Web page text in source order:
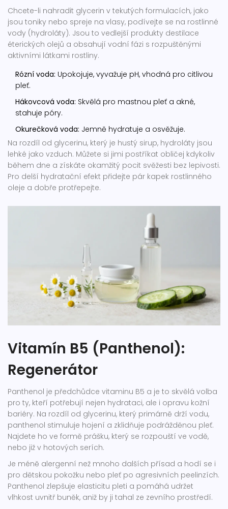
Chcete-li nahradit glycerin v tekutých formulacích, jako
jsou toniky nebo spreje na vlasy, podívejte se na rostlinné
vody (hydroláty). Jsou to vedlejší produkty destilace
éterických olejů a obsahují vodní fázi s rozpuštěnými
aktivními látkami rostliny.
Rózní voda: Upokojuje, vyvažuje pH, vhodná pro citlivou
pleť.
Hákovcová voda: Skvělá pro mastnou pleť a akné,
stahuje póry.
Okurečková voda: Jemně hydratuje a osvěžuje.
Na rozdíl od glycerinu, který je hustý sirup, hydroláty jsou
lehké jako vzduch. Můžete si jimi postříkat obličej kdykoliv
během dne a získáte okamžitý pocit svěžesti bez lepivosti.
Pro delší hydratační efekt přidejte pár kapek rostlinného
oleje a dobře protřepejte.
Vitamín B5 (Panthenol):
Regenerátor
Panthenol je předchůdce vitaminu B5 a je to skvělá volba
pro ty, kteří potřebují nejen hydrataci, ale i opravu kožní
bariéry. Na rozdíl od glycerinu, který primárně drží vodu,
panthenol stimuluje hojení a zklidňuje podrážděnou pleť.
Najdete ho ve formě prášku, který se rozpouští ve vodě,
nebo již v hotových serích.
Je méně alergenní než mnoho dalších přísad a hodí se i
pro dětskou pokožku nebo pleť po agresivních peelinzích.
Panthenol zlepšuje elasticitu pleti a pomáhá udržet
vlhkost uvnitř buněk, aniž by ji tahal ze zevního prostředí.